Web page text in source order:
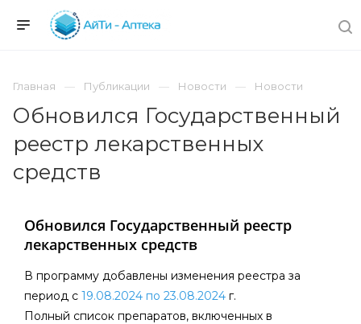
Главная Публикации Новости Новости
Обновился Государственный
реестр лекарственных
средств
Обновился Государственный реестр
лекарственных средств
В программу добавлены изменения реестра за
период c 19.08.2024 по 23.08.2024 г.
Полный список препаратов, включенных в